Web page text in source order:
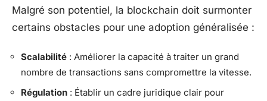
Malgré son potentiel, la blockchain doit surmonter
certains obstacles pour une adoption généralisée :
Scalabilité : Améliorer la capacité à traiter un grand
nombre de transactions sans compromettre la vitesse.
Régulation : Établir un cadre juridique clair pour